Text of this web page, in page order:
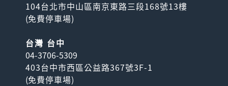
104台北市中山區南京東路三段168號13樓
(免費停車場)
台灣 台中
04-3706-5309
403台中市西區公益路367號3F-1
(免費停車場)